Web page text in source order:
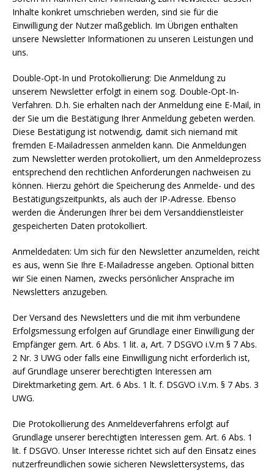
Inhalte konkret umschrieben werden, sind sie für die
Einwilligung der Nutzer maßgeblich. Im Übrigen enthalten
unsere Newsletter Informationen zu unseren Leistungen und
uns.
Double-Opt-In und Protokollierung: Die Anmeldung zu
unserem Newsletter erfolgt in einem sog. Double-Opt-In-
Verfahren. D.h. Sie erhalten nach der Anmeldung eine E-Mail, in
der Sie um die Bestätigung Ihrer Anmeldung gebeten werden.
Diese Bestätigung ist notwendig, damit sich niemand mit
fremden E-Mailadressen anmelden kann. Die Anmeldungen
zum Newsletter werden protokolliert, um den Anmeldeprozess
entsprechend den rechtlichen Anforderungen nachweisen zu
können. Hierzu gehört die Speicherung des Anmelde- und des
Bestätigungszeitpunkts, als auch der IP-Adresse. Ebenso
werden die Änderungen Ihrer bei dem Versanddienstleister
gespeicherten Daten protokolliert.
Anmeldedaten: Um sich für den Newsletter anzumelden, reicht
es aus, wenn Sie Ihre E-Mailadresse angeben. Optional bitten
wir Sie einen Namen, zwecks persönlicher Ansprache im
Newsletters anzugeben.
Der Versand des Newsletters und die mit ihm verbundene
Erfolgsmessung erfolgen auf Grundlage einer Einwilligung der
Empfänger gem. Art. 6 Abs. 1 lit. a, Art. 7 DSGVO i.V.m § 7 Abs.
2 Nr. 3 UWG oder falls eine Einwilligung nicht erforderlich ist,
auf Grundlage unserer berechtigten Interessen am
Direktmarketing gem. Art. 6 Abs. 1 lt. f. DSGVO i.V.m. § 7 Abs. 3
UWG.
Die Protokollierung des Anmeldeverfahrens erfolgt auf
Grundlage unserer berechtigten Interessen gem. Art. 6 Abs. 1
lit. f DSGVO. Unser Interesse richtet sich auf den Einsatz eines
nutzerfreundlichen sowie sicheren Newslettersystems, das